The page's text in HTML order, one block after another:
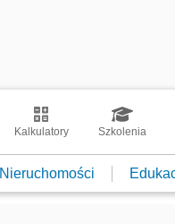
Kalkulatory Szkolenia
Nieruchomości